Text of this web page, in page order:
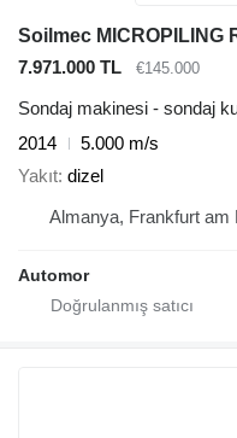
Soilmec MICROPILING
7.971.000 TL
€145.000
Sondaj makinesi - sondaj
2014
5.000 m/s
Yakıt dizel
Almanya, Frankfurt am
Automor